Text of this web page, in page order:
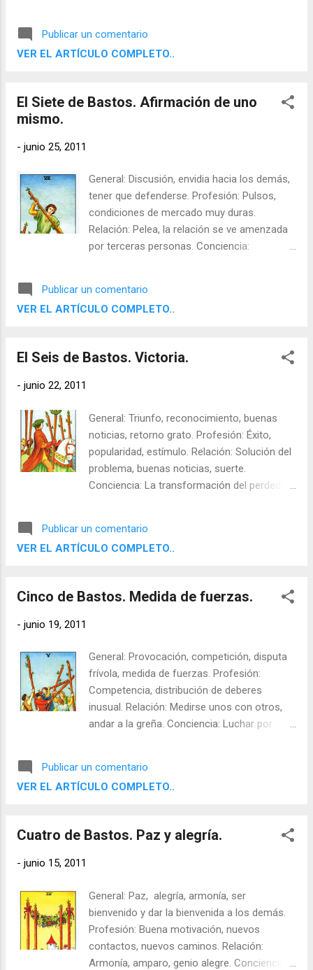
precipitación, despilfarro. Invertida, Al
contrario: Celos, remordimientos, dudas.
Publicar un comentario
VER EL ARTÍCULO COMPLETO..
El Siete de Bastos. Afirmación de uno
mismo.
- junio 25, 2011
General: Discusión, envidia hacia los demás,
tener que defenderse. Profesión: Pulsos,
condiciones de mercado muy duras.
Relación: Pelea, la relación se ve amenzada
por terceras personas. Conciencia:
y de la expectativa. Sombras: Una riña mal
intencionada. Al contrario: Desconsuelo,
Publicar un comentario
VER EL ARTÍCULO COMPLETO..
El Seis de Bastos. Victoria.
- junio 22, 2011
General: Triunfo, reconocimiento, buenas
noticias, retorno grato. Profesión: Éxito,
popularidad, estímulo. Relación: Solución del
problema, buenas noticias, suerte.
Conciencia: La transformación del perdedor
Fanfarronería, precipitación. Al Contrario:
Miedo, retrasos, traición, infidelidad.
Publicar un comentario
VER EL ARTÍCULO COMPLETO..
Cinco de Bastos. Medida de fuerzas.
- junio 19, 2011
General: Provocación, competición, disputa
frívola, medida de fuerzas. Profesión:
Competencia, distribución de deberes
inusual. Relación: Medirse unos con otros,
andar a la greña. Conciencia: Luchar por
Lucha simulada, buscar siempre su propio
beneficio. Al contrario: Discusión legal,
Publicar un comentario
VER EL ARTÍCULO COMPLETO..
Cuatro de Bastos. Paz y alegría.
- junio 15, 2011
General: Paz, alegría, armonía, ser
bienvenido y dar la bienvenida a los demás.
Profesión: Buena motivación, nuevos
contactos, nuevos caminos. Relación:
Armonía, amparo, genio alegre. Conciencia: